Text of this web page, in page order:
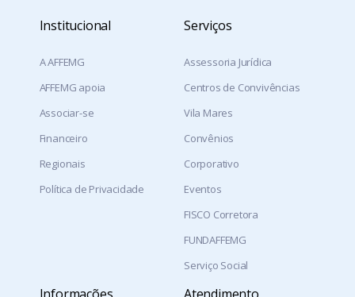
Institucional
A AFFEMG
AFFEMG apoia
Associar-se
Financeiro
Regionais
Política de Privacidade
Serviços
Assessoria Jurídica
Centros de Convivências
Vila Mares
Convênios
Corporativo
Eventos
FISCO Corretora
FUNDAFFEMG
Serviço Social